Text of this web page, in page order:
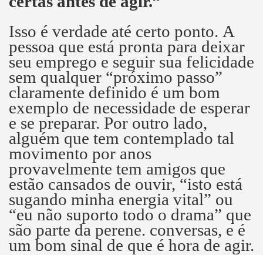
Isso é verdade até certo ponto. A
pessoa que está pronta para deixar
seu emprego e seguir sua felicidade
sem qualquer “próximo passo”
claramente definido é um bom
exemplo de necessidade de esperar
e se preparar. Por outro lado,
alguém que tem contemplado tal
movimento por anos
provavelmente tem amigos que
estão cansados ​​de ouvir, “isto está
sugando minha energia vital” ou
“eu não suporto todo o drama” que
são parte da perene. conversas, e é
um bom sinal de que é hora de agir.